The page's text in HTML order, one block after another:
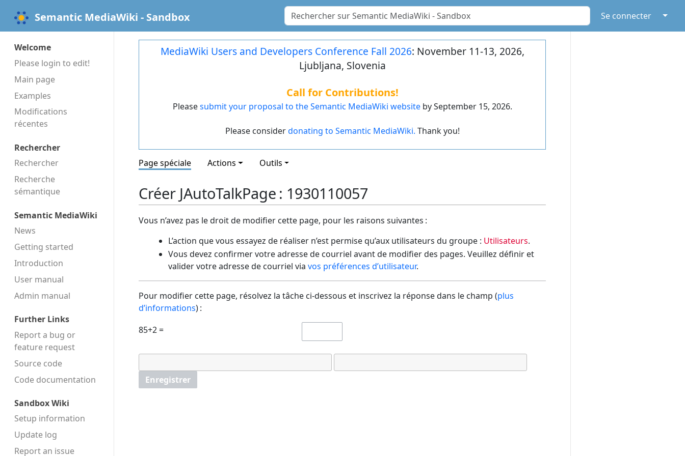
Semantic MediaWiki - Sandbox Se connecter ↓
Welcome
Please login to edit!
Main page
Examples
Modifications
récentes
Rechercher
Rechercher
Recherche
sémantique
Semantic MediaWiki
News
Getting started
Introduction
User manual
Admin manual
Further Links
Report a bug or
feature request
Source code
Code docu­mentation
Sandbox Wiki
Setup information
Update log
Report an issue
MediaWiki Users and Developers Conference Fall 2026: November 11-13, 2026,
Ljubljana, Slovenia
Call for Contributions!
Pleasesubmit your proposal to the Semantic MediaWiki websiteby September 15, 2026.
Please considerdonating to Semantic MediaWiki. Thank you!
Page spéciale Actions Outils
Créer JAutoTalkPage : 1930110057
Vous n’avez pas le droit de modifier cette page, pour les raisons suivantes :
L’action que vous essayez de réaliser n’est permise qu’aux utilisateurs du groupe : Utilisateurs.
Vous devez confirmer votre adresse de courriel avant de modifier des pages. Veuillez définir et
valider votre adresse de courriel via vos préférences d’utilisateur.
Pour modifier cette page, résolvez la tâche ci-dessous et inscrivez la réponse dans le champ (plus
d’informations) :
85+2 =
Enregistrer